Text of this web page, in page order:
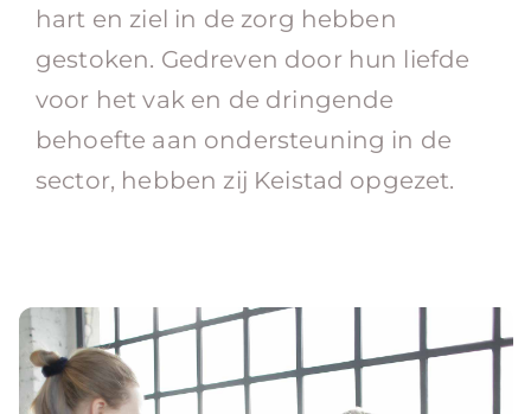
hart en ziel in de zorg hebben
gestoken. Gedreven door hun liefde
voor het vak en de dringende
behoefte aan ondersteuning in de
sector, hebben zij Keistad opgezet.